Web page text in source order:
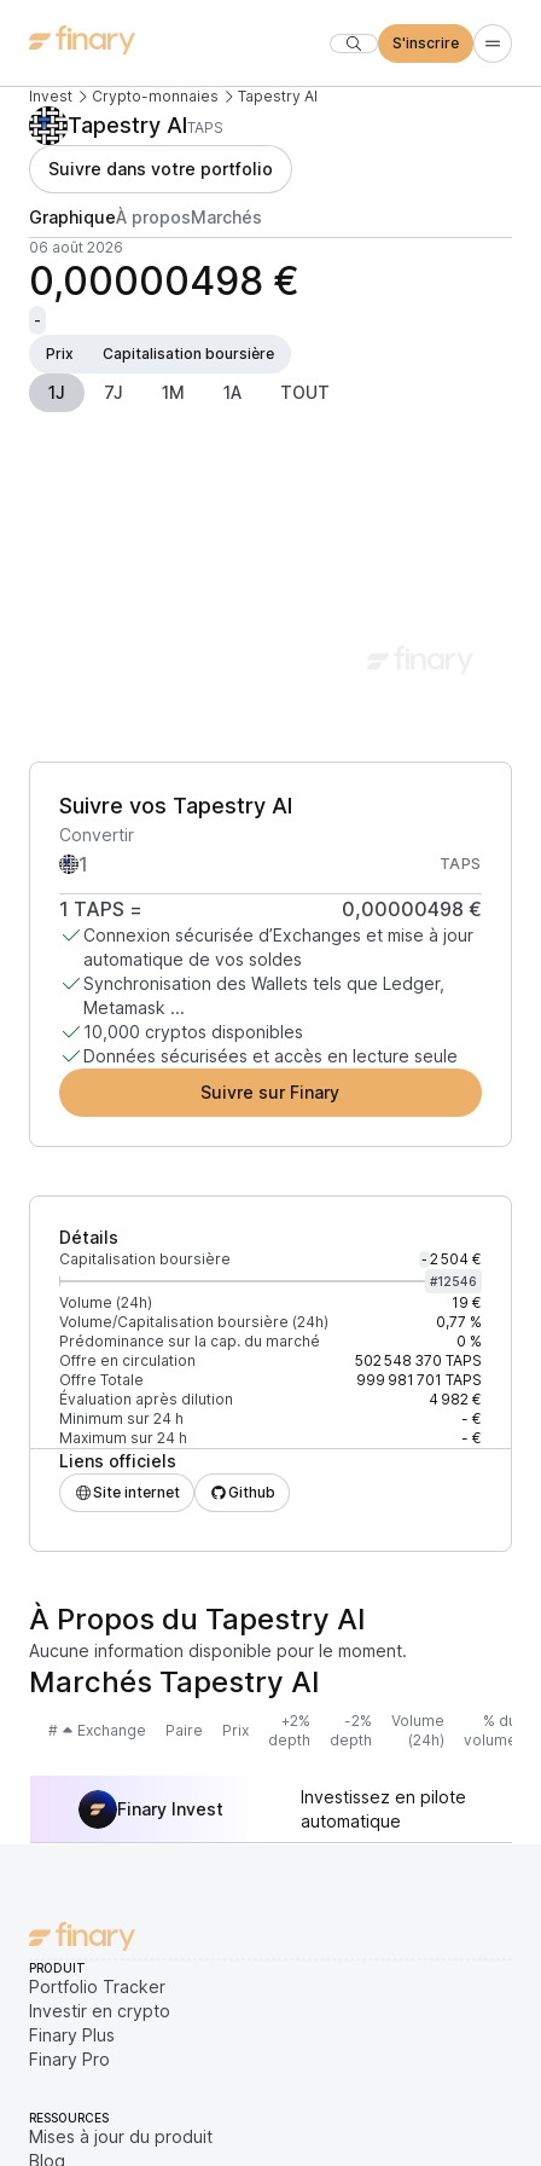
S'inscrire
Invest Crypto-monnaies Tapestry AI
Tapestry AITAPS
Suivre dans votre portfolio
GraphiqueÀ proposMarchés
06 août 2026
0,00000498 €
-
Prix
Capitalisation boursière
1J 7J 1M 1A TOUT
Suivre vos Tapestry AI
Convertir
TAPS
1 TAPS = 0,00000498 €
Connexion sécurisée d’Exchanges et mise à jour
automatique de vos soldes
Synchronisation des Wallets tels que Ledger,
Metamask ...
10,000 cryptos disponibles
Données sécurisées et accès en lecture seule
Suivre sur Finary
Détails
Capitalisation boursière - 2 504 €
#12546
Volume (24h)
19 €
Volume/Capitalisation boursière (24h)
0,77 %
Prédominance sur la cap. du marché
0 %
Offre en circulation
502 548 370 TAPS
Offre Totale
999 981 701 TAPS
Évaluation après dilution
4 982 €
Minimum sur 24 h
- €
Maximum sur 24 h
- €
Liens officiels
Site internet Github
À Propos du Tapestry AI
Aucune information disponible pour le moment.
Marchés Tapestry AI
# Exchange Paire Prix
+2%
depth
-2%
depth
Volume
(24h)
% du
volume
Finary Invest
Investissez en pilote
automatique
PRODUIT
Portfolio Tracker
Investir en crypto
Finary Plus
Finary Pro
RESSOURCES
Mises à jour du produit
Blog